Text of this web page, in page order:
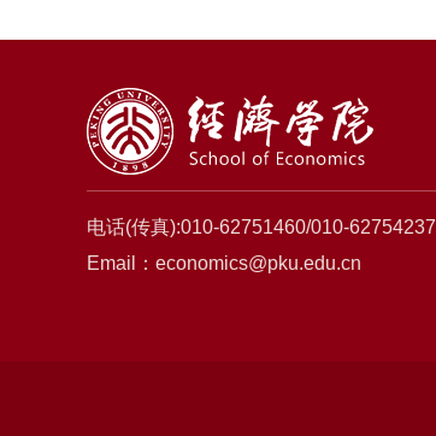
电话(传真):010-62751460/010-62754237
Email：economics@pku.edu.cn